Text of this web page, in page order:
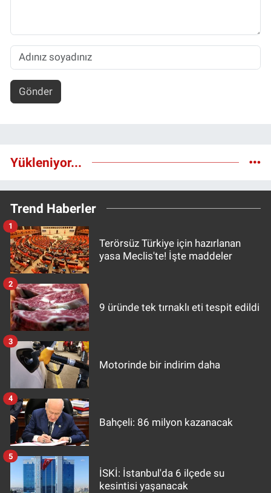
Gönder
Yükleniyor...
Trend Haberler
Terörsüz Türkiye için hazırlanan
yasa Meclis'te! İşte maddeler
1
9 üründe tek tırnaklı eti tespit edildi
2
Motorinde bir indirim daha
3
Bahçeli: 86 milyon kazanacak
4
İSKİ: İstanbul'da 6 ilçede su
kesintisi yaşanacak
5